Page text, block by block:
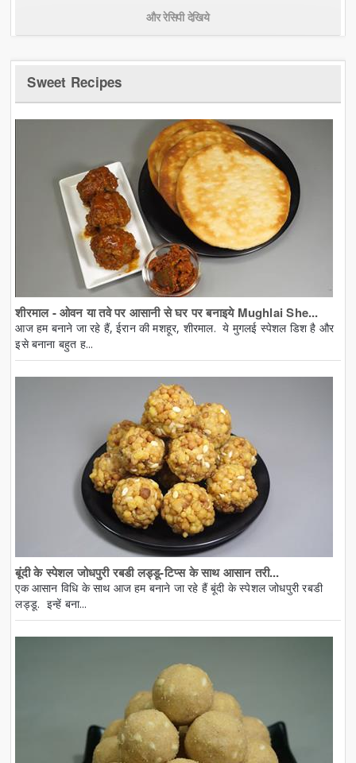
और रेसिपी देखिये
Sweet Recipes
शीरमाल - ओवन या तवे पर आसानी से घर पर बनाइये Mughlai She...
आज हम बनाने जा रहे हैं, ईरान की मशहूर, शीरमाल. ये मुगलई स्पेशल डिश है और
इसे बनाना बहुत ह...
बूंदी के स्पेशल जोधपुरी रबडी लड्डू-टिप्स के साथ आसान तरी...
एक आसान विधि के साथ आज हम बनाने जा रहे हैं बूंदी के स्पेशल जोधपुरी रबडी
लड्डू. इन्हें बना...